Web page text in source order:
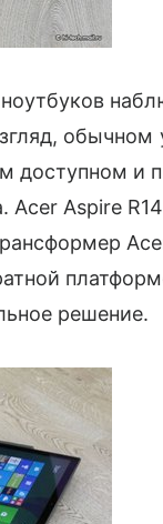
доступном и
Aspire
решение.